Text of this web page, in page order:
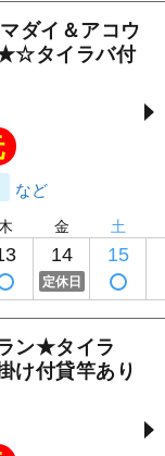
ダイ＆アコウ
タイラバ付
木 金
14
定休日
土
15
ン★タイラ
け付貸竿あり